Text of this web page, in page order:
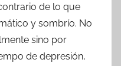
de lo que
y sombrío. No
sino por
de depresión,